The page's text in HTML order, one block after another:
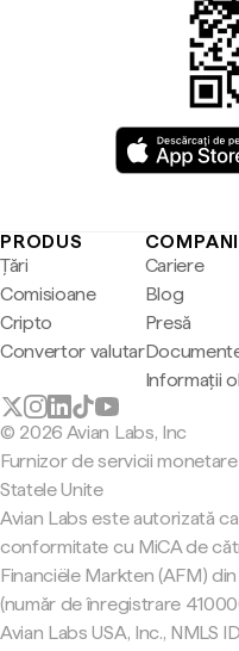
PRODUS
Țări
Comisioane
Cripto
Convertor valutar
Cariere
Blog
Presă
Informații
© 2026 Avian Labs, Inc
Furnizor de servicii
Statele Unite
Avian Labs este autorizată
conformitate cu MiCA de
Financiële Markten (AFM) din
(număr de înregistrare
Avian Labs USA, Inc., NMLS